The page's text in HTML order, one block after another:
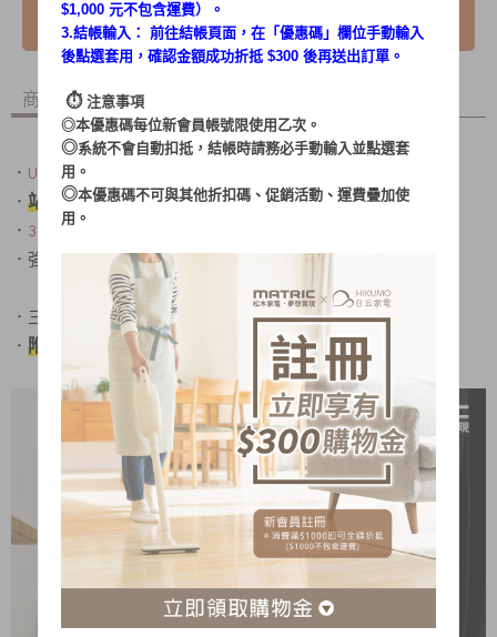
我要詢問
商品內容 商品討論
． USB 輕鬆充電
． 站立/壁掛/手持 多功能設計
． 3000V瞬間強力電擊
．強效LED紫光，蚊蟲不漏抓
．三層超大密集網，捕抓面積大、安全不觸電
． 附直立底座，立馬變身捕蚊燈
$1,000 元不包含運費）。
3.結帳輸入： 前往結帳頁面，在「 優惠碼 」欄位手動輸入
後點選套用，確認金額成功折抵 $300 後再送出訂單。
⏱︎ 注意事項
◎本優惠碼每位新會員帳號限使用乙次。
◎系統不會自動扣抵，結帳時請務必手動輸入並點選套
用。
◎本優惠碼不可與其他折扣碼、促銷活動、運費疊加使
用。